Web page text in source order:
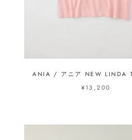
ANIA / アニア NEW LINDA
¥13,200